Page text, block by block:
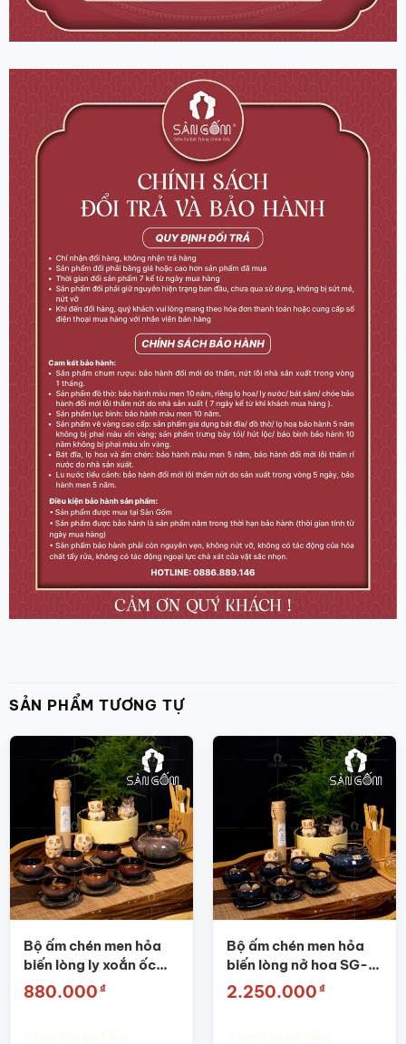
SẢN PHẨM TƯƠNG TỰ
Bộ ấm chén men hỏa
biến lòng ly xoắn ốc
SG-AC11
880.000 ₫
Bộ ấm chén men hỏa
biến lòng nở hoa SG-
AC01
2.250.000 ₫